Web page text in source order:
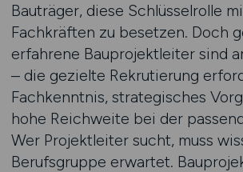
Bauträger, diese Schlüsselrolle
Fachkräften zu besetzen. Doch
erfahrene Bauprojektleiter sind
– die gezielte Rekrutierung
Fachkenntnis, strategisches
hohe Reichweite bei der
Wer Projektleiter sucht, muss
Berufsgruppe erwartet.